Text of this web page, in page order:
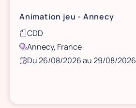
Animation jeu - Annecy
CDD
Annecy, France
Du 26/08/2026 au 29/08/2026